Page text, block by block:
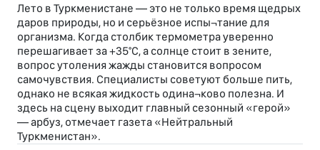
Лето в Туркменистане — это не только время щедрых
даров природы, но и серьёзное испы¬тание для
организма. Когда столбик термометра уверенно
перешагивает за +35°С, а солнце стоит в зените,
вопрос утоления жажды становится вопросом
самочувствия. Специалисты советуют больше пить,
однако не всякая жидкость одина¬ково полезна. И
здесь на сцену выходит главный сезонный «герой»
— арбуз, отмечает газета «Нейтральный
Туркменистан».